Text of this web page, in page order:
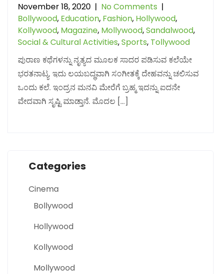
November 18, 2020 | No Comments |
Bollywood, Education, Fashion, Hollywood,
Kollywood, Magazine, Mollywood,Sandalwood,
Social & Cultural Activities,Sports, Tollywood
ಪುರಾಣ ಕಥೆಗಳನ್ನು ನೃತ್ಯದ ಮೂಲಕ ಸಾದರ ಪಡಿಸುವ ಕಲೆಯೇ
ಭರತನಾಟ್ಯ. ಇದು ಲಯಬದ್ಧವಾಗಿ ಸಂಗೀತಕ್ಕೆ ದೇಹವನ್ನು ಚಲಿಸುವ
ಒಂದು ಕಲೆ. ಇಂದ್ರನ ಮನವಿ ಮೇರೆಗೆ ಬ್ರಹ್ಮ ಇದನ್ನು ಐದನೇ
ವೇದವಾಗಿ ಸೃಷ್ಟಿ ಮಾಡ್ತಾನೆ. ಮೊದಲ […]
Categories
Cinema
Bollywood
Hollywood
Kollywood
Mollywood